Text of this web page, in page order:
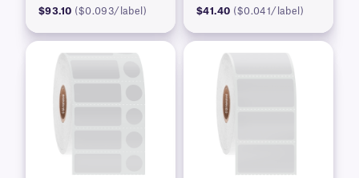
$93.10 ($0.093/label) $41.40 ($0.041/label)